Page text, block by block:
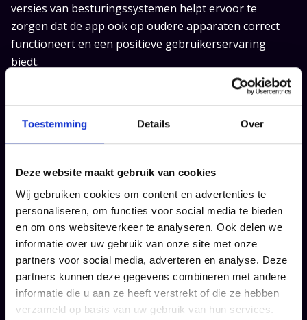
Toestemming Details Over
Deze website maakt gebruik van cookies
Wij gebruiken cookies om content en advertenties te
personaliseren, om functies voor social media te bieden
en om ons websiteverkeer te analyseren. Ook delen we
informatie over uw gebruik van onze site met onze
partners voor social media, adverteren en analyse. Deze
partners kunnen deze gegevens combineren met andere
informatie die u aan ze heeft verstrekt of die ze hebben
verzameld op basis van uw gebruik van hun services.
versies van besturingssystemen helpt ervoor te
zorgen dat de app ook op oudere apparaten correct
functioneert en een positieve gebruikerservaring
biedt.
Compatibiliteit met andere apps
Smart TV’s bieden vaak de mogelijkheid om meerdere
apps op hetzelfde apparaat te testen. Incompatibiliteit
kan leiden tot storingen, vertragingen en verminderde
prestaties van zowel de geteste app als andere
gelijktijdig gebruikte apps. Door compatibiliteitstests
uit te voeren, kunnen ontwikkelaars ervoor zorgen dat
hun app harmonieus werkt binnen de Smart TV-
omgeving.
Conclusie